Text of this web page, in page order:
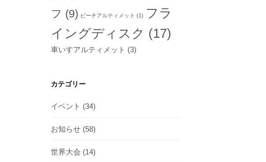
フ (9) ビーチアルティメット (1) フラ
イングディスク (17)
車いすアルティメット (3)
カテゴリー
イベント (34)
お知らせ (58)
世界大会 (14)